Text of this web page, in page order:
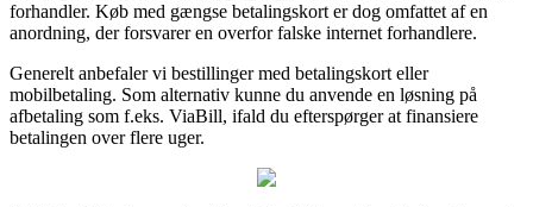
forhandler. Køb med gængse betalingskort er dog omfattet af en
anordning, der forsvarer en overfor falske internet forhandlere.
Generelt anbefaler vi bestillinger med betalingskort eller
mobilbetaling. Som alternativ kunne du anvende en løsning på
afbetaling som f.eks. ViaBill, ifald du efterspørger at finansiere
betalingen over flere uger.